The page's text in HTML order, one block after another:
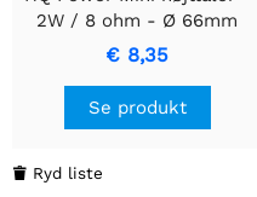
2W / 8 ohm - Ø 66mm
€ 8,35
Se produkt
 Ryd liste